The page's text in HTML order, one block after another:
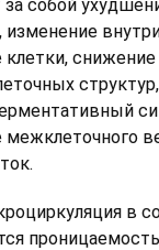
собой
снижение
межклеточного
в